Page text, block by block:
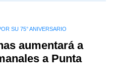
SU 75° ANIVERSARIO
aumentará a
a Punta